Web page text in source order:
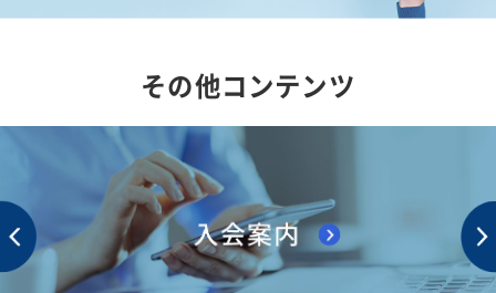
その他コンテンツ